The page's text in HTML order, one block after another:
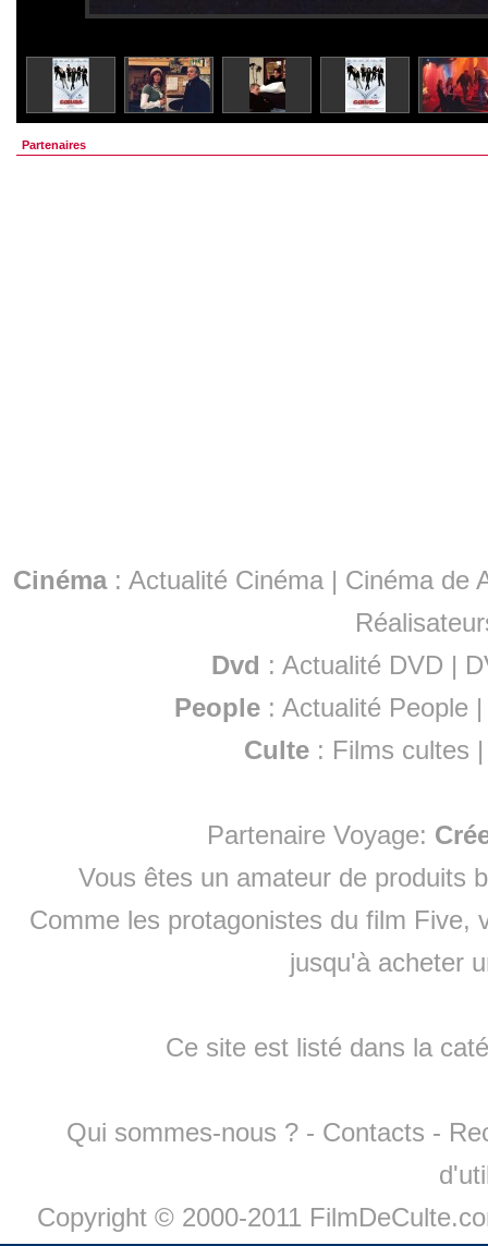
Partenaires
Cinéma: Actualité Cinéma | Cinéma de
Dvd : Actualité DVD |
People :Actualité People
Culte : Films cultes
Partenaire Voyage:
Vous êtes un amateur de produits
Comme les protagonistes du film Five,
jusqu'à acheter
Ce site est listé dans la
Qui sommes-nous ? - Contacts -
Copyright © 2000-2011